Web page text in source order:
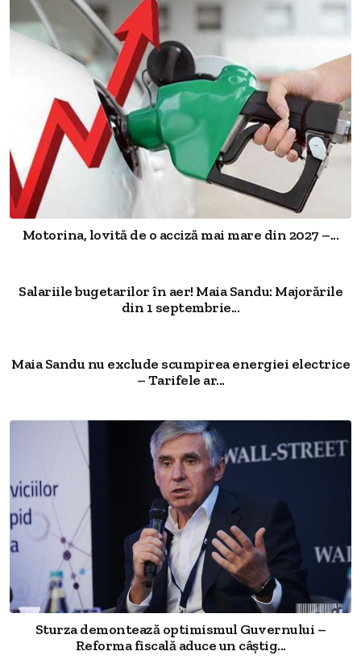
Motorina, lovită de o acciză mai mare din 2027 –...
Salariile bugetarilor în aer! Maia Sandu: Majorările
din 1 septembrie...
Maia Sandu nu exclude scumpirea energiei electrice
– Tarifele ar...
Sturza demontează optimismul Guvernului –
Reforma fiscală aduce un câștig...